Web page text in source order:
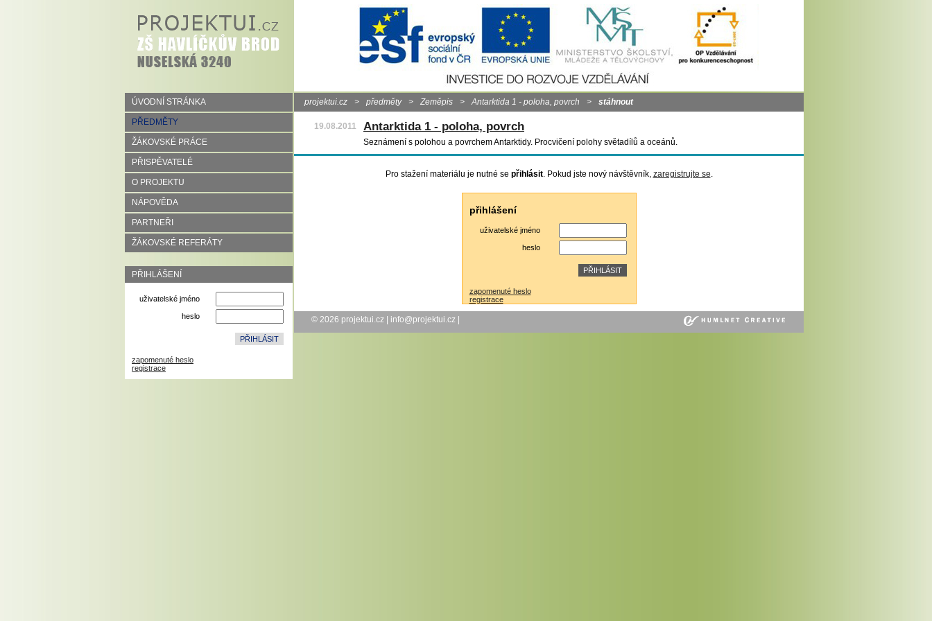
ÚVODNÍ STRÁNKA
PŘEDMĚTY
ŽÁKOVSKÉ PRÁCE
PŘISPĚVATELÉ
O PROJEKTU
NÁPOVĚDA
PARTNEŘI
ŽÁKOVSKÉ REFERÁTY
PŘIHLÁŠENÍ
uživatelské jméno
heslo
zapomenuté heslo
registrace
projektui.cz > předměty > Zeměpis > Antarktida 1 - poloha, povrch > stáhnout
19.08.2011 Antarktida 1 - poloha, povrch
Seznámení s polohou a povrchem Antarktidy. Procvičení polohy světadílů a oceánů.
Pro stažení materiálu je nutné se přihlásit. Pokud jste nový návštěvník, zaregistrujte se.
přihlášení
uživatelské jméno
heslo
zapomenuté heslo
registrace
© 2026 projektui.cz info@projektui.cz